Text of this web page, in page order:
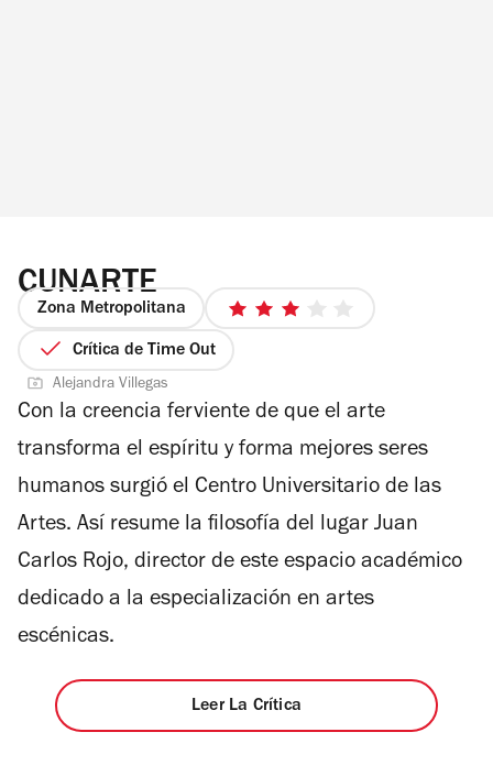
CUNARTE
Zona Metropolitana
3
estrellas
Crítica de Time Out
Alejandra Villegas
Con la creencia ferviente de que el arte
transforma el espíritu y forma mejores seres
humanos surgió el Centro Universitario de las
Artes. Así resume la filosofía del lugar Juan
Carlos Rojo, director de este espacio académico
dedicado a la especialización en artes
escénicas.
Leer La Crítica